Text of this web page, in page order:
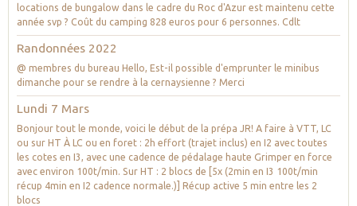
locations de bungalow dans le cadre du Roc d'Azur est maintenu cette
année svp ? Coût du camping 828 euros pour 6 personnes. Cdlt
Randonnées 2022
@ membres du bureau Hello, Est-il possible d'emprunter le minibus
dimanche pour se rendre à la cernaysienne ? Merci
Lundi 7 Mars
Bonjour tout le monde, voici le début de la prépa JR! A faire à VTT, LC
ou sur HT À LC ou en foret : 2h effort (trajet inclus) en I2 avec toutes
les cotes en I3, avec une cadence de pédalage haute Grimper en force
avec environ 100t/min. Sur HT : 2 blocs de [5x (2min en I3 100t/min
récup 4min en I2 cadence normale.)] Récup active 5 min entre les 2
blocs